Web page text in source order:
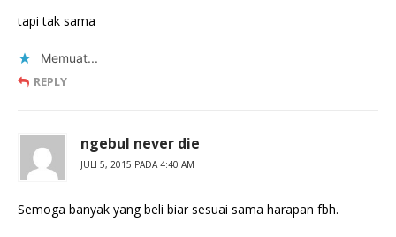
tapi tak sama
Memuat...
REPLY
ngebul never die
JULI 5, 2015 PADA 4:40 AM
Semoga banyak yang beli biar sesuai sama harapan fbh.